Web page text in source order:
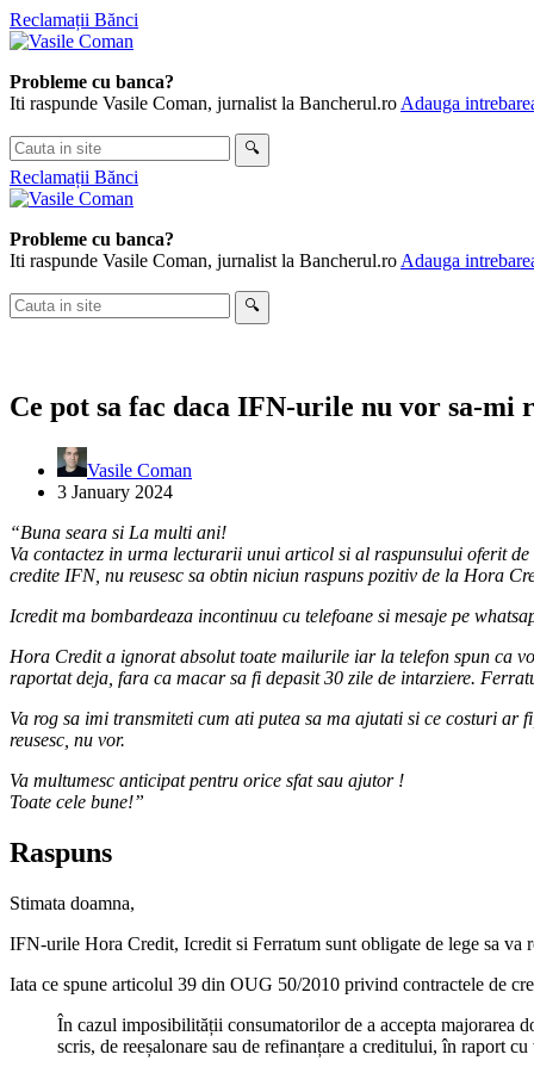
Skip
to
Reclamații Bănci
Probleme cu banca?
Iti raspunde Vasile Coman, jurnalist la Bancherul.ro Adauga
Cauta
in
site
🔍
Reclamații Bănci
Probleme cu banca?
Iti raspunde Vasile Coman, jurnalist la Bancherul.ro Adauga
Cauta
in
🔍
Ce pot sa fac daca IFN-urile nu vor sa-mi
Vasile Coman
3 January 2024
“Buna seara si La multi ani!
Va contactez in urma lecturarii unui articol si al raspunsului oferit
credite IFN, nu reusesc sa obtin niciun raspuns pozitiv de la Hora
Icredit ma bombardeaza incontinuu cu telefoane si mesaje pe
Hora Credit a ignorat absolut toate mailurile iar la telefon spun ca
raportat deja, fara ca macar sa fi depasit 30 zile de intarziere.
Va rog sa imi transmiteti cum ati putea sa ma ajutati si ce costuri ar
reusesc, nu vor.
Va multumesc anticipat pentru orice sfat sau ajutor !
Toate cele bune!”
Raspuns
Stimata doamna,
IFN-urile Hora Credit, Icredit si Ferratum sunt obligate de lege sa va
Iata ce spune articolul 39 din OUG 50/2010 privind contractele de
În cazul imposibilității consumatorilor de a accepta majorarea
scris, de reeșalonare sau de refinanțare a creditului, în raport